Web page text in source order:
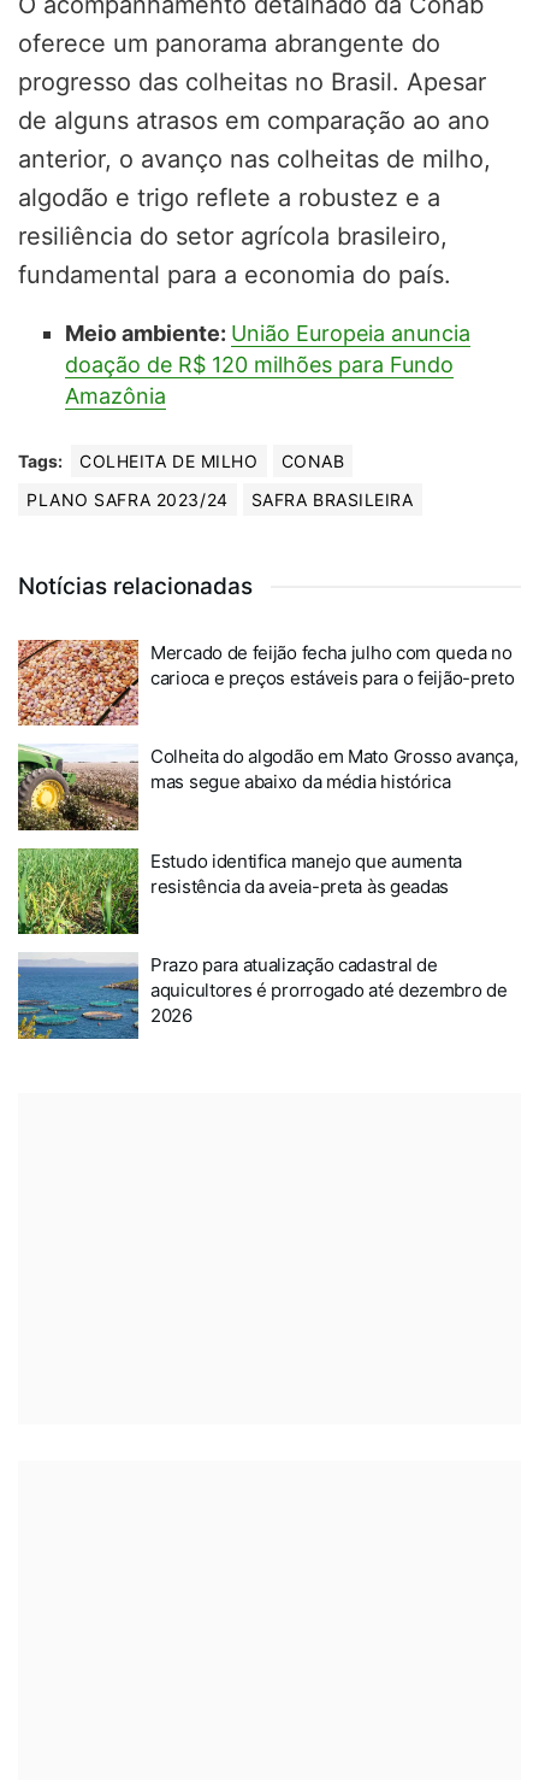
oferece um panorama abrangente do
progresso das colheitas no Brasil. Apesar
de alguns atrasos em comparação ao ano
anterior, o avanço nas colheitas de milho,
algodão e trigo reflete a robustez e a
resiliência do setor agrícola brasileiro,
fundamental para a economia do país.
Meio ambiente: União Europeia anuncia
doação de R$ 120 milhões para Fundo
Amazônia
Tags: COLHEITA DE MILHO
CONAB
PLANO SAFRA 2023/24
SAFRA BRASILEIRA
Notícias relacionadas
Mercado de feijão fecha julho com queda no
carioca e preços estáveis para o feijão-preto
Colheita do algodão em Mato Grosso avança,
mas segue abaixo da média histórica
Estudo identifica manejo que aumenta
resistência da aveia-preta às geadas
Prazo para atualização cadastral de
aquicultores é prorrogado até dezembro de
2026